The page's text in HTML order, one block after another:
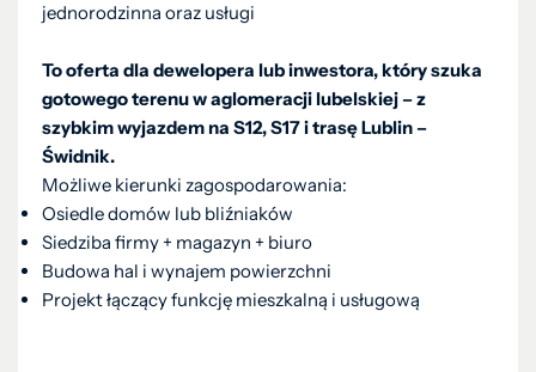
jednorodzinna oraz usługi
To oferta dla dewelopera lub inwestora, który szuka
gotowego terenu w aglomeracji lubelskiej – z
szybkim wyjazdem na S12, S17 i trasę Lublin –
Świdnik.
Możliwe kierunki zagospodarowania:
Osiedle domów lub bliźniaków
Siedziba firmy + magazyn + biuro
Budowa hal i wynajem powierzchni
Projekt łączący funkcję mieszkalną i usługową